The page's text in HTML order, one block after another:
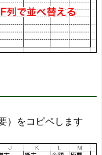
）をコピペします